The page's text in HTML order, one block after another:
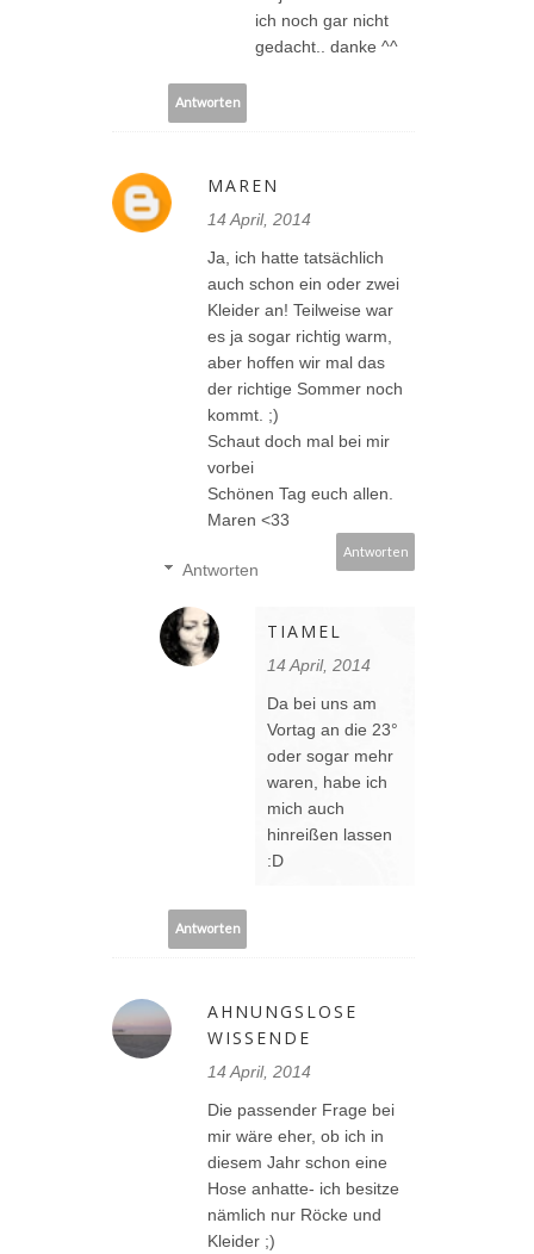
ich noch gar nicht
gedacht.. danke ^^
Antworten
MAREN
14 April, 2014
Ja, ich hatte tatsächlich
auch schon ein oder zwei
Kleider an! Teilweise war
es ja sogar richtig warm,
aber hoffen wir mal das
der richtige Sommer noch
kommt. ;)
Schaut doch mal bei mir
vorbei
Schönen Tag euch allen.
Maren <33
Antworten
Antworten
TIAMEL
14 April, 2014
Da bei uns am
Vortag an die 23°
oder sogar mehr
waren, habe ich
mich auch
hinreißen lassen
:D
Antworten
AHNUNGSLOSE
WISSENDE
14 April, 2014
Die passender Frage bei
mir wäre eher, ob ich in
diesem Jahr schon eine
Hose anhatte- ich besitze
nämlich nur Röcke und
Kleider ;)